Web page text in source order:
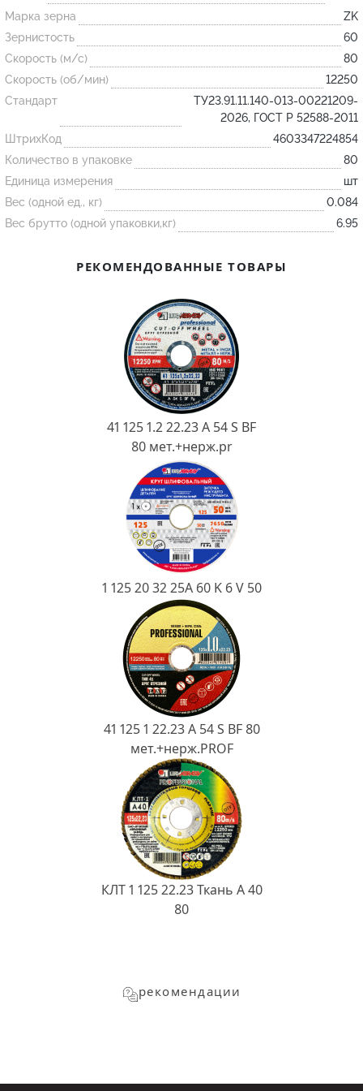
Огнеупорные
изделия
Скачать каталог
Муфель
Черпак
Шербер
Трубка
Пробка
Ковш разливочный
Огнеупорная SiC смесь
Марка зерна
ZK
Зернистость
60
Скорость (м/с)
80
Скорость (об/мин)
12250
Стандарт
ТУ23.91.11.140-013-00221209-
2026, ГОСТ Р 52588-2011
ШтрихКод
4603347224854
Количество в упаковке
80
Единица измерения
шт
Вес (одной ед., кг)
0.084
Вес брутто (одной упаковки,кг)
6.95
РЕКОМЕНДОВАННЫЕ ТОВАРЫ
41 125 1.2 22.23 A 54 S BF
80 мет.+нерж.pr
1 125 20 32 25А 60 K 6 V 50
41 125 1 22.23 A 54 S BF 80
мет.+нерж.PROF
КЛТ 1 125 22.23 Ткань A 40
80
рекомендации